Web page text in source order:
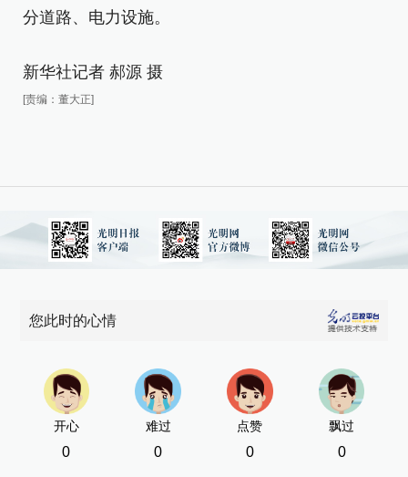
分道路、电力设施。
新华社记者 郝源 摄
[责编：董大正]
您此时的心情
开心
0
难过
0
点赞
0
飘过
0